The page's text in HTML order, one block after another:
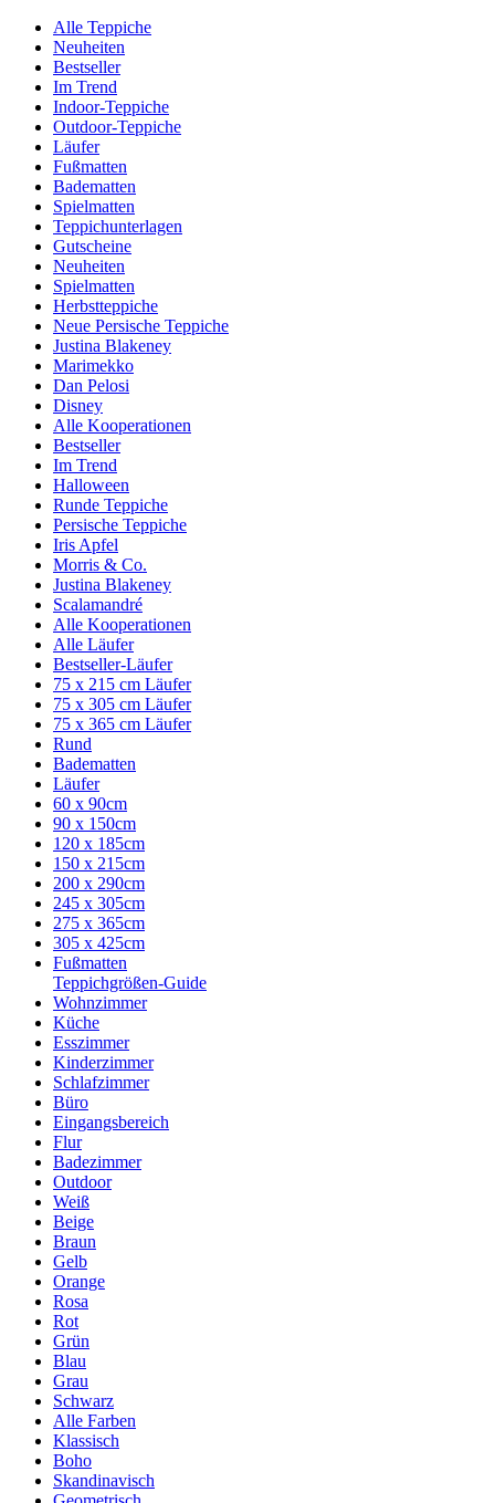
Alle Teppiche
Neuheiten
Bestseller
Im Trend
Indoor-Teppiche
Outdoor-Teppiche
Läufer
Fußmatten
Badematten
Spielmatten
Teppichunterlagen
Gutscheine
Neuheiten
Spielmatten
Herbstteppiche
Neue Persische Teppiche
Justina Blakeney
Marimekko
Dan Pelosi
Disney
Alle Kooperationen
Bestseller
Im Trend
Halloween
Runde Teppiche
Persische Teppiche
Iris Apfel
Morris & Co.
Justina Blakeney
Scalamandré
Alle Kooperationen
Alle Läufer
Bestseller-Läufer
75 x 215 cm Läufer
75 x 305 cm Läufer
75 x 365 cm Läufer
Rund
Badematten
Läufer
60 x 90cm
90 x 150cm
120 x 185cm
150 x 215cm
200 x 290cm
245 x 305cm
275 x 365cm
305 x 425cm
Fußmatten
Teppichgrößen-Guide
Wohnzimmer
Küche
Esszimmer
Kinderzimmer
Schlafzimmer
Büro
Eingangsbereich
Flur
Badezimmer
Outdoor
Weiß
Beige
Braun
Gelb
Orange
Rosa
Rot
Grün
Blau
Grau
Schwarz
Alle Farben
Klassisch
Boho
Skandinavisch